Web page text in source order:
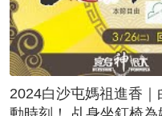
2024白沙屯媽祖進香